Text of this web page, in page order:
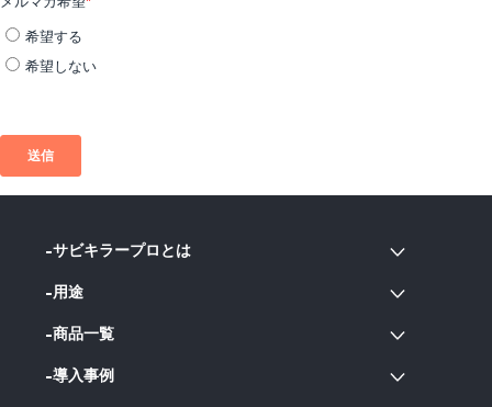
サビキラープロとは
用途
商品一覧
導入事例